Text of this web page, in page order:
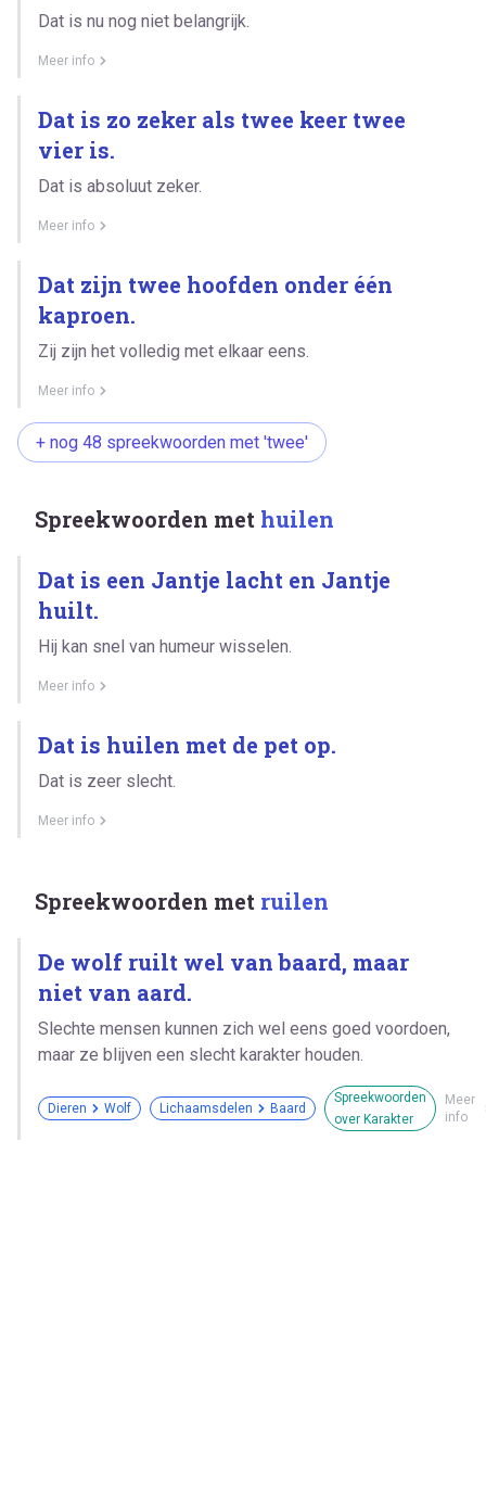
Dat is nu nog niet belangrijk.
Meer info
Dat is zo zeker als twee keer twee
vier is.
Dat is absoluut zeker.
Meer info
Dat zijn twee hoofden onder één
kaproen.
Zij zijn het volledig met elkaar eens.
Meer info
+ nog 48 spreekwoorden met 'twee'
Spreekwoorden met huilen
Dat is een Jantje lacht en Jantje
huilt.
Hij kan snel van humeur wisselen.
Meer info
Dat is huilen met de pet op.
Dat is zeer slecht.
Meer info
Spreekwoorden met ruilen
De wolf ruilt wel van baard, maar
niet van aard.
Slechte mensen kunnen zich wel eens goed voordoen,
maar ze blijven een slecht karakter houden.
Dieren Wolf Lichaamsdelen Baard
Spreekwoorden
over Karakter
Meer
info